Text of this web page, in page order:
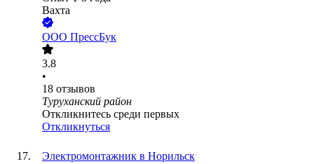
Вахта
ООО ПрессБук
3.8
•
18 отзывов
Туруханский район
Откликнитесь среди первых
Откликнуться
Электромонтажник в Норильск